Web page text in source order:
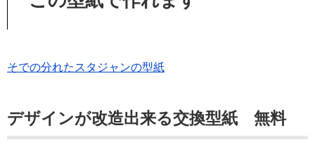
そでの分れたスタジャンの型紙
デザインが改造出来る交換型紙 無料